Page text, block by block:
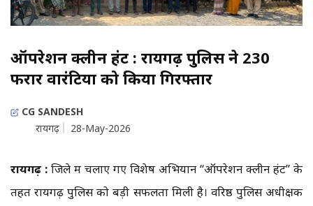
ऑपरेशन क्लीन हंट : रायगढ़ पुलिस ने 230
फरार वारंटियों को किया गिरफ्तार
CG SANDESH
रायगढ़
28-May-2026
रायगढ़ : जिले में चलाए गए विशेष अभियान “ऑपरेशन क्लीन हंट” के
तहत रायगढ़ पुलिस को बड़ी सफलता मिली है। वरिष्ठ पुलिस अधीक्षक